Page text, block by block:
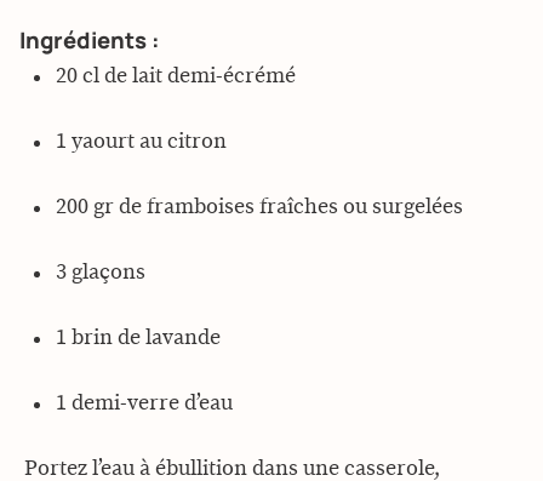
Ingrédients :
20 cl de lait demi-écrémé
1 yaourt au citron
200 gr de framboises fraîches ou surgelées
3 glaçons
1 brin de lavande
1 demi-verre d’eau
Portez l’eau à ébullition dans une casserole,